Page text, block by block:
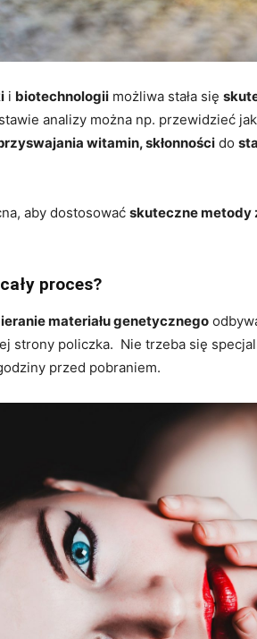
i biotechnologii możliwa stała się
analizy można np. przewidzieć
witamin, skłonności do
aby dostosować skuteczne metody
proces?
materiału genetycznego
strony policzka. Nie trzeba się
przed pobraniem.